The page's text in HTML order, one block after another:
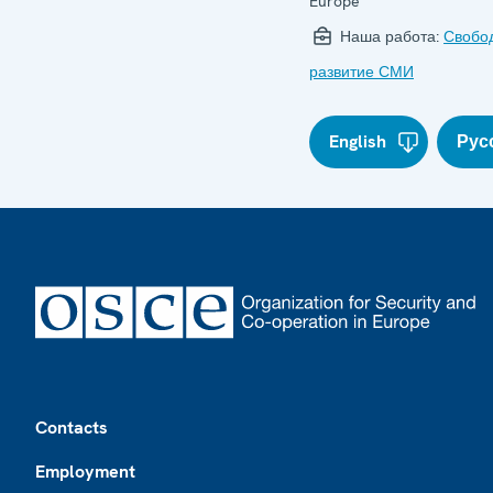
Наша работа:
развитие СМИ
English
Contacts
Employment